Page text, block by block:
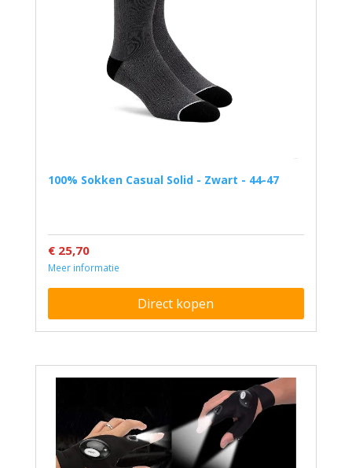
100% Sokken Casual Solid - Zwart - 44-47
€ 25,70
Meer informatie
Direct kopen